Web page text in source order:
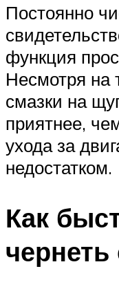
Постоянно
функция
Несмотря на
смазки на
приятнее,
ухода за
недостатком.
Как
чернеть